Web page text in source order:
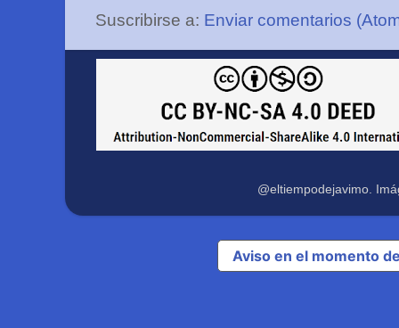
Suscribirse a: Enviar comentarios
@eltiempodejavimo.
Aviso en el momento